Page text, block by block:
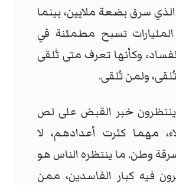
سرق بضعة ملايين، بينما
تسبح مطمئنة في
وكأنها تعرف متى تُلقى
ولمن تُلقى.
ينتظرون خبر القبض على لص
مهما كثرت أعدادهم، لا
وطن. ما ينتظره الناس هو
فيه كبار الفاسدين، ممن